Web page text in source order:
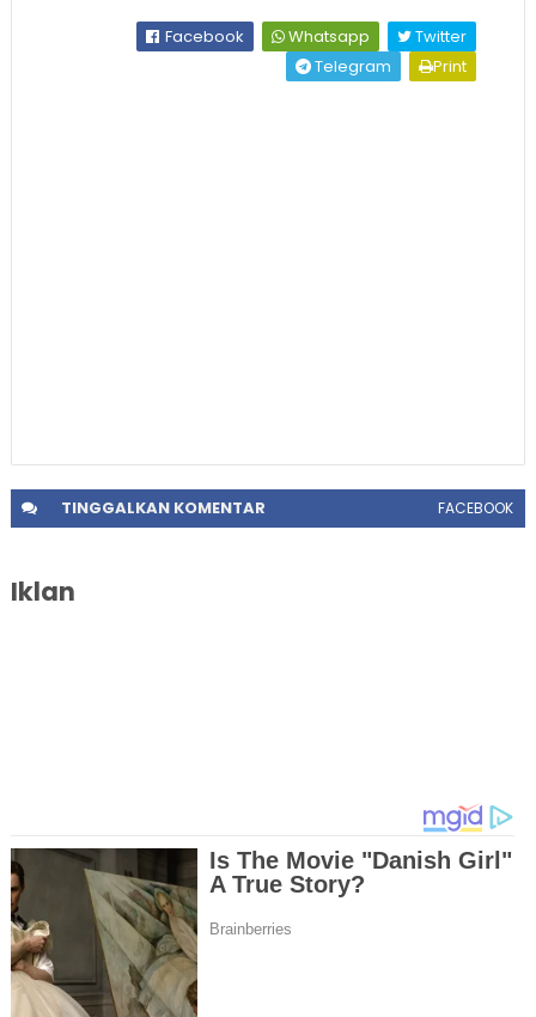
Facebook Whatsapp
Twitter
Telegram
Print
TINGGALKANKOMENTAR FACEBOOK
Iklan